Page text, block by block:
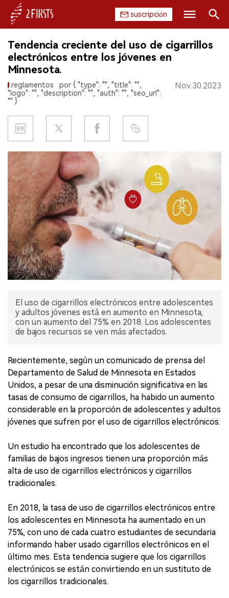
suscripción
INICIO
EMPRESA
PRODUCTO
REGULACIÓN
CHINA
DATOS
EXPOSICIÓN
ENTREVISTA
Buscar
Tendencia creciente del uso de cigarrillos
electrónicos entre los jóvenes en
Minnesota.
reglamentos
por { "type": "", "title": "",
"logo": "", "description": "", "auth": "", "seo_url":
"" }
Nov.30.2023
El uso de cigarrillos electrónicos entre adolescentes
y adultos jóvenes está en aumento en Minnesota,
con un aumento del 75% en 2018. Los adolescentes
de bajos recursos se ven más afectados.
Recientemente, según un comunicado de prensa del
Departamento de Salud de Minnesota en Estados
Unidos, a pesar de una disminución significativa en las
tasas de consumo de cigarrillos, ha habido un aumento
considerable en la proporción de adolescentes y adultos
jóvenes que sufren por el uso de cigarrillos electrónicos.
Un estudio ha encontrado que los adolescentes de
familias de bajos ingresos tienen una proporción más
alta de uso de cigarrillos electrónicos y cigarrillos
tradicionales.
En 2018, la tasa de uso de cigarrillos electrónicos entre
los adolescentes en Minnesota ha aumentado en un
75%, con uno de cada cuatro estudiantes de secundaria
informando haber usado cigarrillos electrónicos en el
último mes. Esta tendencia sugiere que los cigarrillos
electrónicos se están convirtiendo en un sustituto de
los cigarrillos tradicionales.